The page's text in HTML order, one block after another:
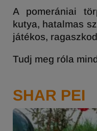
A pomerániai
kutya, hatalmas
játékos,
Tudj meg róla
SHAR PEI